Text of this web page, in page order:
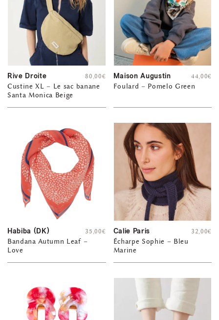
Rive Droite
Custine XL – Le sac banane
Santa Monica Beige
80,00€ Maison Augustin
Foulard – Pomelo Green
44,00€
Habiba (DK)
Bandana Autumn Leaf –
Love
35,00€ Calie Paris
Écharpe Sophie – Bleu
Marine
32,00€